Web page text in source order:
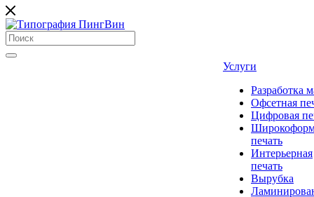
Услуги
Разработка
Офсетная
Цифровая
печать
Интерьерная
печать
Вырубка